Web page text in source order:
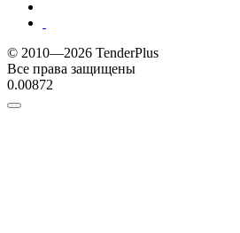
© 2010—2026 TenderPlus
Все права защищены
0.00872